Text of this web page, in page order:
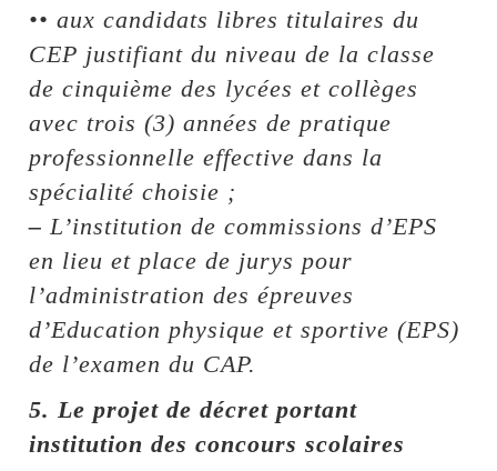
•• aux candidats libres titulaires du
CEP justifiant du niveau de la classe
de cinquième des lycées et collèges
avec trois (3) années de pratique
professionnelle effective dans la
spécialité choisie ;
– L’institution de commissions d’EPS
en lieu et place de jurys pour
l’administration des épreuves
d’Education physique et sportive (EPS)
de l’examen du CAP.
5. Le projet de décret portant
institution des concours scolaires